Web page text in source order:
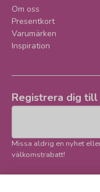
Om oss
Presentkort
Varumärken
Inspiration
Registrera dig
Missa aldrig en nyhet
välkomstrabatt!